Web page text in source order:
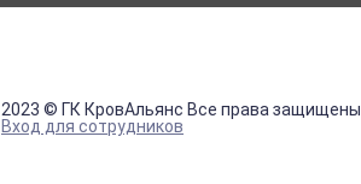
2023 © ГК КровАльянс Все права защищены.
Вход для сотрудников